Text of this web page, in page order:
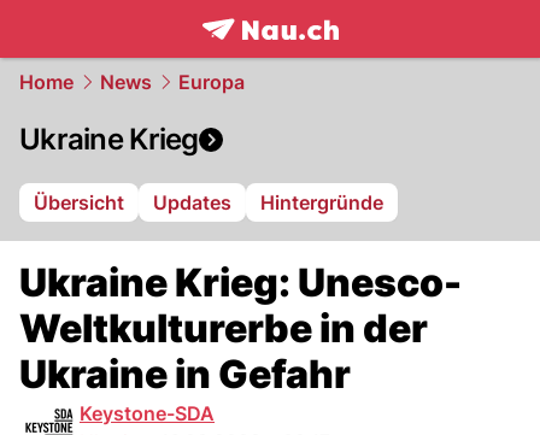
frontpage.NAU.ch
Home News Europa
Ukraine Krieg
Übersicht Updates Hintergründe
Ukraine Krieg: Unesco-
Weltkulturerbe in der
Ukraine in Gefahr
Keystone-SDA